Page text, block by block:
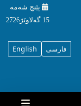
پێنچ شه‌مه‌
15 گه‌لاوێژ2726
English فارسی